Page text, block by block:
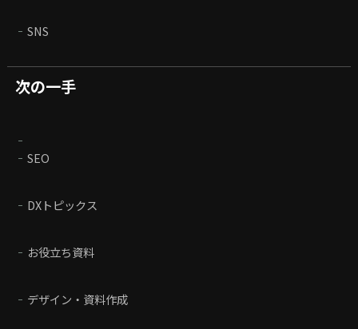
SNS
次の一手
SEO
DXトピックス
お役立ち資料
デザイン・資料作成